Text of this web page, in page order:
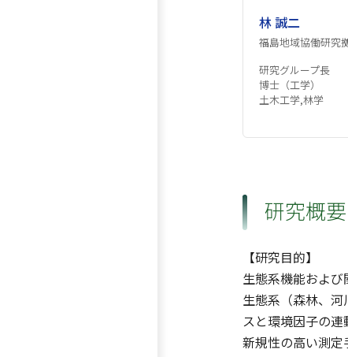
林 誠二
福島地域協働研究
研究グループ長
博士（工学）
土木工学,林学
研究概要
【研究目的】
生態系機能およ
生態系（森林、
スと環境因子の
新規性の高い測定